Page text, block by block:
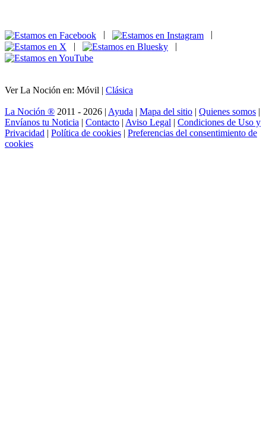
|
|
Ver La Noción en: Móvil | Clásica
La Noción ® 2011 - 2026 | Ayuda | Mapa del sitio | Quienes somos |
Envíanos tu Noticia | Contacto | Aviso Legal | Condiciones de Uso y
Privacidad | Política de cookies | Preferencias del consentimiento de
cookies